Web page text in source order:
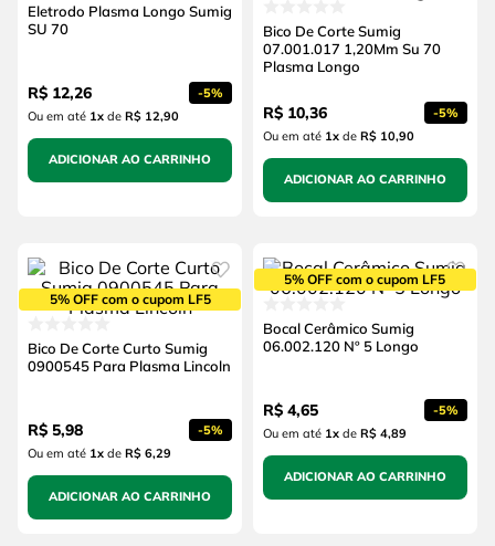
Eletrodo Plasma Longo Sumig
SU 70
R$ 12,26 -5%
Ou em até 1xde R$ 12,90
ADICIONAR AO CARRINHO
Bico De Corte Sumig
07.001.017 1,20Mm Su 70
Plasma Longo
R$ 10,36 -5%
Ou em até 1xde R$ 10,90
ADICIONAR AO CARRINHO
5% OFF com o cupom LF5
Bico De Corte Curto Sumig
0900545 Para Plasma Lincoln
R$ 5,98 -5%
Ou em até 1xde R$ 6,29
ADICIONAR AO CARRINHO
5% OFF com o cupom LF5
Bocal Cerâmico Sumig
06.002.120 Nº 5 Longo
R$ 4,65 -5%
Ou em até 1xde R$ 4,89
ADICIONAR AO CARRINHO